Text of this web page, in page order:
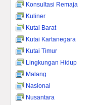
Konsultasi Remaja
Kuliner
Kutai Barat
Kutai Kartanegara
Kutai Timur
Lingkungan Hidup
Malang
Nasional
Nusantara